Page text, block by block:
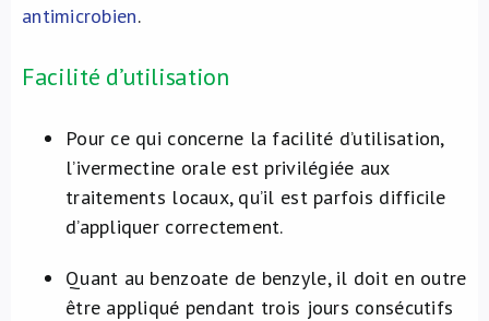
antimicrobien.
Facilité d’utilisation
Pour ce qui concerne la facilité d’utilisation,
l’ivermectine orale est privilégiée aux
traitements locaux, qu’il est parfois difficile
d’appliquer correctement.
Quant au benzoate de benzyle, il doit en outre
être appliqué pendant trois jours consécutifs